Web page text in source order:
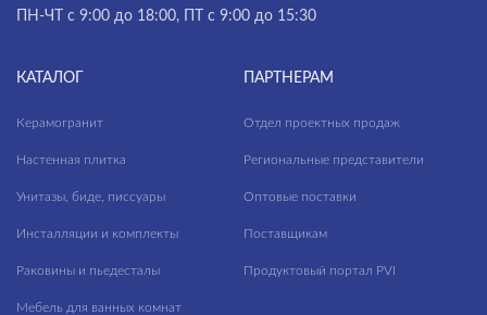
ПН-ЧТ с 9:00 до 18:00, ПТ с 9:00 до 15:30
КАТАЛОГ
Керамогранит
Настенная плитка
Унитазы, биде, писсуары
Инсталляции и комплекты
Раковины и пьедесталы
Мебель для ванных комнат
ПАРТНЕРАМ
Отдел проектных продаж
Региональные представители
Оптовые поставки
Поставщикам
Продуктовый портал PVI